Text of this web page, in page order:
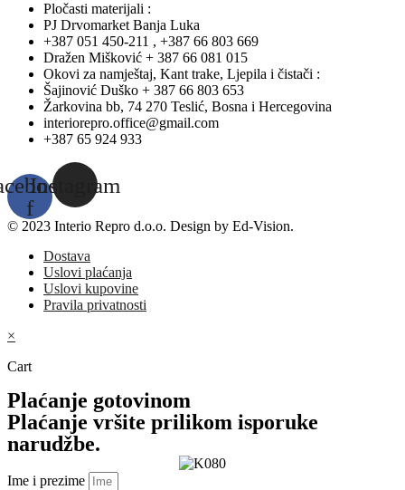
Pločasti materijali :
PJ Drvomarket Banja Luka
+387 051 450-211 , +387 66 803 669
Dražen Mišković + 387 66 081 015
Okovi za namještaj, Kant trake, Ljepila i čistači :
Šajinović Duško + 387 66 803 653
Žarkovina bb, 74 270 Teslić, Bosna i Hercegovina
interiorepro.office@gmail.com
+387 65 924 933
f
Instagram
© 2023 Interio Repro d.o.o. Design by Ed-Vision.
Dostava
Uslovi plaćanja
Uslovi kupovine
Pravila privatnosti
×
Cart
Plaćanje gotovinom
Plaćanje vršite prilikom isporuke
narudžbe.
Ime i prezime